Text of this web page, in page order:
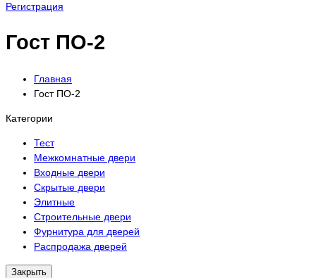
Регистрация
Гост ПО-2
Главная
Гост ПО-2
Категории
Тест
Межкомнатные двери
Входные двери
Скрытые двери
Элитные
Строительные двери
Фурнитура для дверей
Распродажа дверей
Закрыть